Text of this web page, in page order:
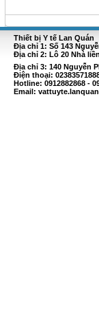
Thiết bị Y tế Lan Quán
Địa chỉ 1: Số 143
Địa chỉ 2: Lô 20 Nhà
Địa chỉ 3: 140 Nguyễn
Điện thoại:
Hotline: 0912882868 -
Email: